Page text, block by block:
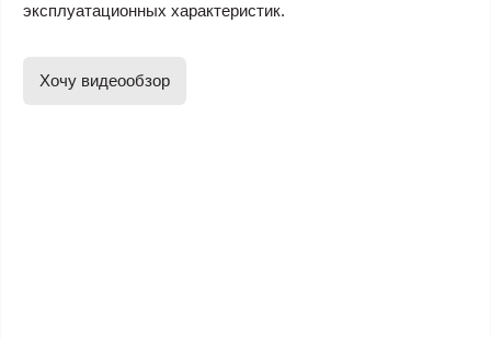
эксплуатационных характеристик.
Хочу видеообзор